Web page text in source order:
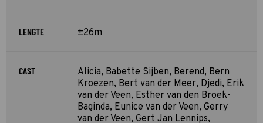
LENGTE ±26m
CAST
Alicia, Babette Sijben, Berend, Bern
Kroezen, Bert van der Meer, Djedi, Erik
van der Veen, Esther van den Broek-
Baginda, Eunice van der Veen, Gerry
van der Veen, Gert Jan Lennips,